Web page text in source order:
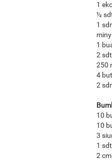
1
½
1
1
2
250
4
2
10
10
3
1
2